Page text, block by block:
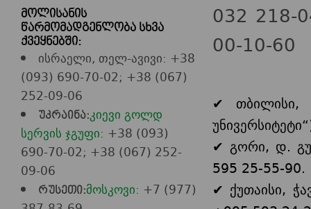
მოლისანის
წარმომადგენლობა სხვა
ქვეყნებში:
ისრაელი, თელ-ავივი: +38
(093) 690-70-02; +38 (067)
252-09-06
უკრაინა:კიევი გოლდ
სერვის ჯგუფი: +38 (093)
690-70-02; +38 (067) 252-
09-06
რუსეთი:მოსკოვი: +7 (977)
032 218-
00-10-60
✔ თბილისი,
✔ გორი, დ.
595 25-55-90.
✔ ქუთაისი,